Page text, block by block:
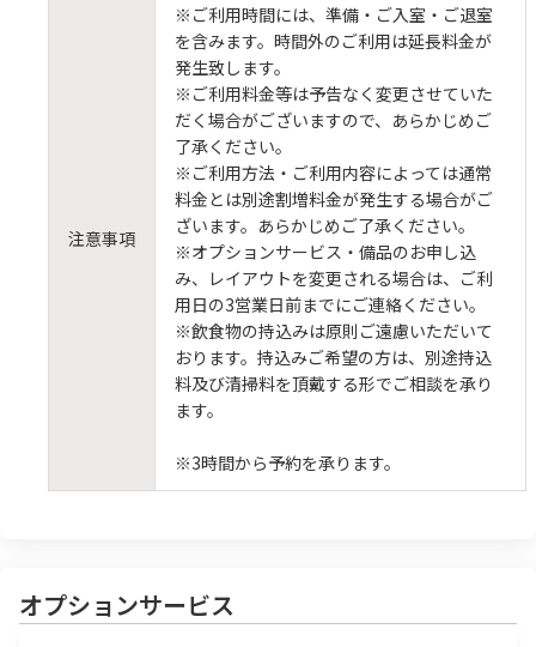
注意事項
※ご利用時間には、準備・ご入室・ご退室
を含みます。時間外のご利用は延長料金が
発生致します。
※ご利用料金等は予告なく変更させていた
だく場合がございますので、あらかじめご
了承ください。
※ご利用方法・ご利用内容によっては通常
料金とは別途割増料金が発生する場合がご
ざいます。あらかじめご了承ください。
※オプションサービス・備品のお申し込
み、レイアウトを変更される場合は、ご利
用日の3営業日前までにご連絡ください。
※飲食物の持込みは原則ご遠慮いただいて
おります。持込みご希望の方は、別途持込
料及び清掃料を頂戴する形でご相談を承り
ます。
※3時間から予約を承ります。
オプションサービス